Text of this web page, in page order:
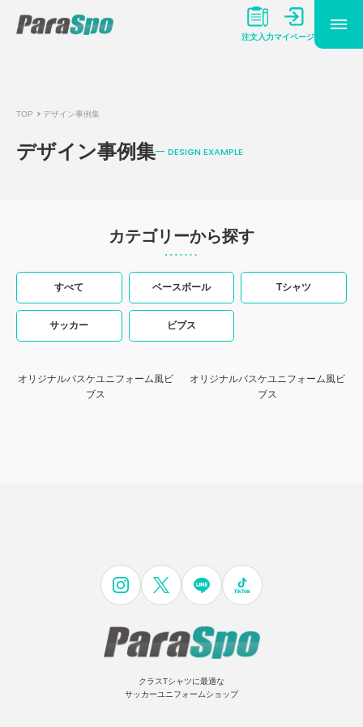
注文入力マイページ
TOP デザイン事例集
デザイン事例集 DESIGN EXAMPLE
カテゴリーから探す
すべて ベースボール Tシャツ
サッカー ビブス
オリジナルバスケユニフォーム風ビ
ブス
オリジナルバスケユニフォーム風ビ
ブス
クラスTシャツに最適な
サッカーユニフォームショップ